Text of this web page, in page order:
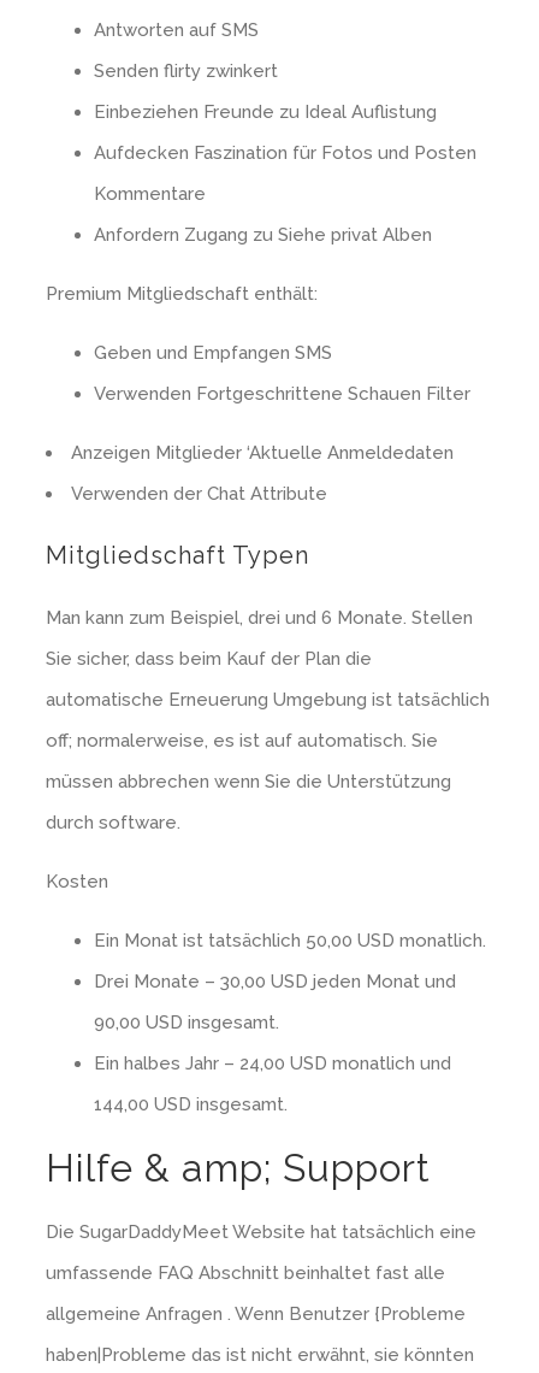
Antworten auf SMS
Senden flirty zwinkert
Einbeziehen Freunde zu Ideal Auflistung
Aufdecken Faszination für Fotos und Posten
Kommentare
Anfordern Zugang zu Siehe privat Alben
Premium Mitgliedschaft enthält:
Geben und Empfangen SMS
Verwenden Fortgeschrittene Schauen Filter
Anzeigen Mitglieder ‘Aktuelle Anmeldedaten
Verwenden der Chat Attribute
Mitgliedschaft Typen
Man kann zum Beispiel, drei und 6 Monate. Stellen
Sie sicher, dass beim Kauf der Plan die
automatische Erneuerung Umgebung ist tatsächlich
off; normalerweise, es ist auf automatisch. Sie
müssen abbrechen wenn Sie die Unterstützung
durch software.
Kosten
Ein Monat ist tatsächlich 50,00 USD monatlich.
Drei Monate – 30,00 USD jeden Monat und
90,00 USD insgesamt.
Ein halbes Jahr – 24,00 USD monatlich und
144,00 USD insgesamt.
Hilfe & amp; Support
Die SugarDaddyMeet Website hat tatsächlich eine
umfassende FAQ Abschnitt beinhaltet fast alle
allgemeine Anfragen . Wenn Benutzer {Probleme
haben|Probleme das ist nicht erwähnt, sie könnten